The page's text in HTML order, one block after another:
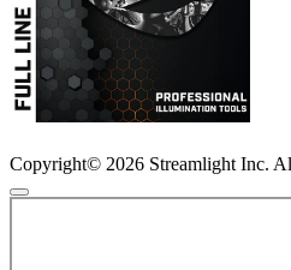
Copyright© 2026 Streamlight Inc.